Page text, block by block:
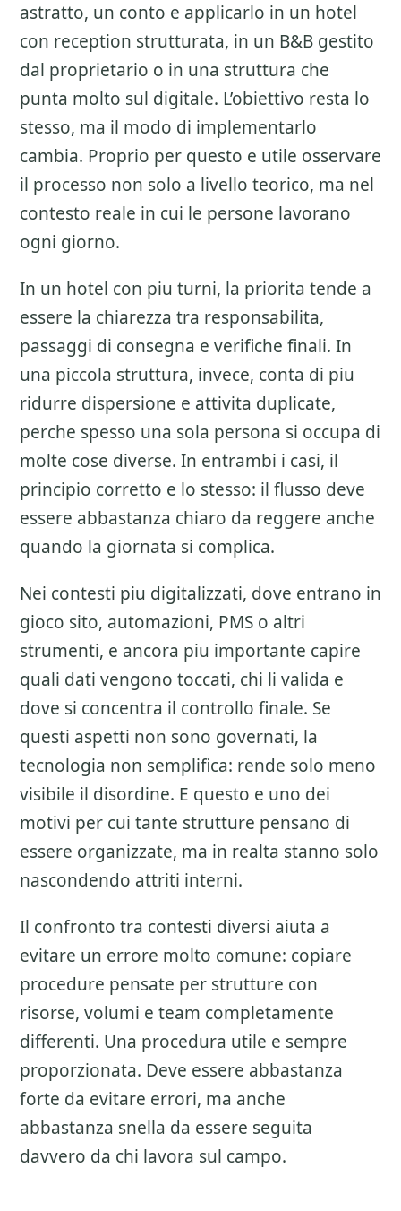
astratto, un conto e applicarlo in un hotel
con reception strutturata, in un B&B gestito
dal proprietario o in una struttura che
punta molto sul digitale. L’obiettivo resta lo
stesso, ma il modo di implementarlo
cambia. Proprio per questo e utile osservare
il processo non solo a livello teorico, ma nel
contesto reale in cui le persone lavorano
ogni giorno.
In un hotel con piu turni, la priorita tende a
essere la chiarezza tra responsabilita,
passaggi di consegna e verifiche finali. In
una piccola struttura, invece, conta di piu
ridurre dispersione e attivita duplicate,
perche spesso una sola persona si occupa di
molte cose diverse. In entrambi i casi, il
principio corretto e lo stesso: il flusso deve
essere abbastanza chiaro da reggere anche
quando la giornata si complica.
Nei contesti piu digitalizzati, dove entrano in
gioco sito, automazioni, PMS o altri
strumenti, e ancora piu importante capire
quali dati vengono toccati, chi li valida e
dove si concentra il controllo finale. Se
questi aspetti non sono governati, la
tecnologia non semplifica: rende solo meno
visibile il disordine. E questo e uno dei
motivi per cui tante strutture pensano di
essere organizzate, ma in realta stanno solo
nascondendo attriti interni.
Il confronto tra contesti diversi aiuta a
evitare un errore molto comune: copiare
procedure pensate per strutture con
risorse, volumi e team completamente
differenti. Una procedura utile e sempre
proporzionata. Deve essere abbastanza
forte da evitare errori, ma anche
abbastanza snella da essere seguita
davvero da chi lavora sul campo.